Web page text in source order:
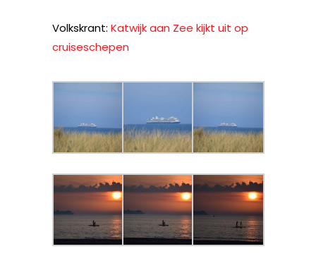
Volkskrant: Katwijk aan Zee kijkt uit op
cruiseschepen